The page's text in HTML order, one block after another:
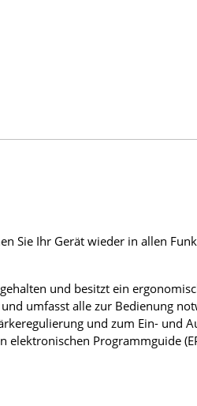
Sie Ihr Gerät wieder in allen
und besitzt ein
umfasst alle zur Bedienung
und zum Ein- und
Programmguide